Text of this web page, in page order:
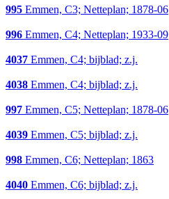
995 Emmen, C3; Netteplan; 1878-06
996 Emmen, C4; Netteplan; 1933-09
4037 Emmen, C4; bijblad; z.j.
4038 Emmen, C4; bijblad; z.j.
997 Emmen, C5; Netteplan; 1878-06
4039 Emmen, C5; bijblad; z.j.
998 Emmen, C6; Netteplan; 1863
4040 Emmen, C6; bijblad; z.j.